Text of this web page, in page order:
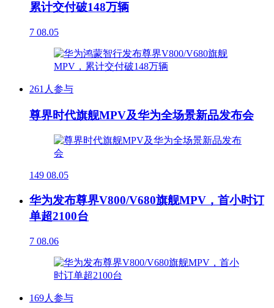
累计交付破148万辆
7 08.05
261人参与
尊界时代旗舰MPV及华为全场景新品发布会
149 08.05
华为发布尊界V800/V680旗舰MPV，首小时订
单超2100台
7 08.06
169人参与